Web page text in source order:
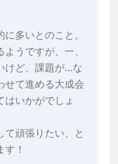
多いとのこと。
うですが、一、
けど、課題が…な
せて進める大成会
はいかがでしょ
て頑張りたい、と
！